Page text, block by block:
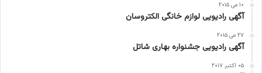
۱۰ می ۲۰۱۵
آگهی رادیویی لوازم خانگی الکتروسان
۲۷ می ۲۰۱۵
آگهی رادیویی جشنواره بهاری شاتل
۰۵ اکتبر ۲۰۱۷